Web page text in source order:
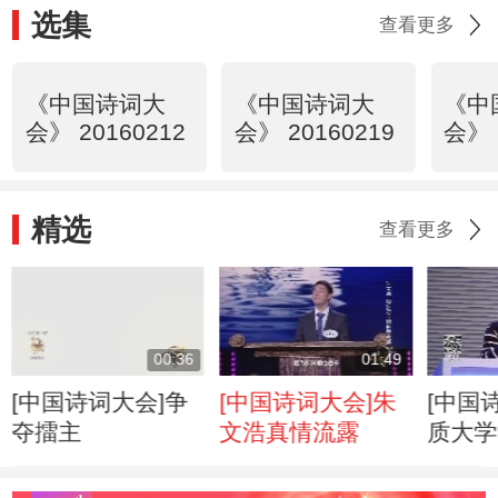
选集 查看更多
《中国诗词大
会》 20160212
《中国诗词大
会》 20160219
《
会》
精选 查看更多
00:36
[中国诗词大会]争
夺擂主
01:49
[中国诗词大会]朱
文浩真情流露
[中国
质大